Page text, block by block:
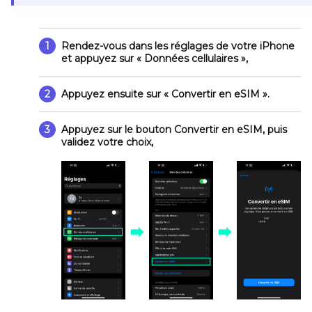
1
Rendez-vous dans les réglages de votre iPhone
et appuyez sur« Données cellulaires »,
2 Appuyez ensuite sur« Convertir en eSIM ».
3 Appuyez sur le bouton Convertir en eSIM, puis
validez votre choix,